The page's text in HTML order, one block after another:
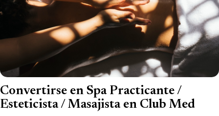
Convertirse en Spa Practicante /
Esteticista / Masajista en Club Med